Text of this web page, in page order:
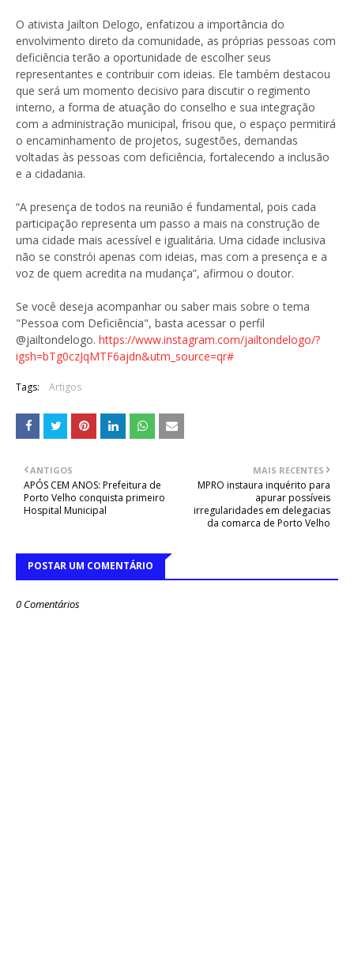
O ativista Jailton Delogo, enfatizou a importância do
envolvimento direto da comunidade, as próprias pessoas com
deficiência terão a oportunidade de escolher seus
representantes e contribuir com ideias. Ele também destacou
que será um momento decisivo para discutir o regimento
interno, a forma de atuação do conselho e sua integração
com a administração municipal, frisou que, o espaço permitirá
o encaminhamento de projetos, sugestões, demandas
voltadas às pessoas com deficiência, fortalecendo a inclusão
e a cidadania.
“A presença de todos na reunião é fundamental, pois cada
participação representa um passo a mais na construção de
uma cidade mais acessível e igualitária. Uma cidade inclusiva
não se constrói apenas com ideias, mas com a presença e a
voz de quem acredita na mudança”, afirmou o doutor.
Se você deseja acompanhar ou saber mais sobre o tema
"Pessoa com Deficiência", basta acessar o perfil
@jailtondelogo. https://www.instagram.com/jailtondelogo/?
igsh=bTg0czJqMTF6ajdn&utm_source=qr#
Tags: Artigos
MAIS RECENTES
MPRO instaura inquérito para
apurar possíveis
irregularidades em delegacias
da comarca de Porto Velho
ANTIGOS
APÓS CEM ANOS: Prefeitura de
Porto Velho conquista primeiro
Hospital Municipal
POSTAR UM COMENTÁRIO
0 Comentários